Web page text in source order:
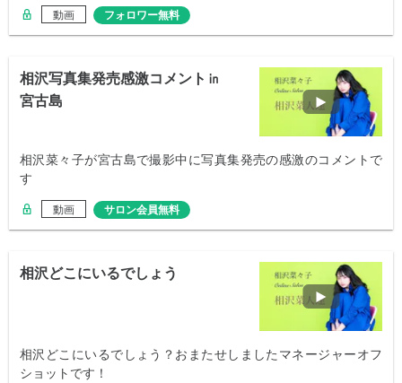
動画 フォロワー無料
相沢写真集発売感激コメント㏌
宮古島
相沢菜々子が宮古島で撮影中に写真集発売の感激のコメントで
す
動画 サロン会員無料
相沢どこにいるでしょう
相沢どこにいるでしょう？おまたせしましたマネージャーオフ
ショットです！